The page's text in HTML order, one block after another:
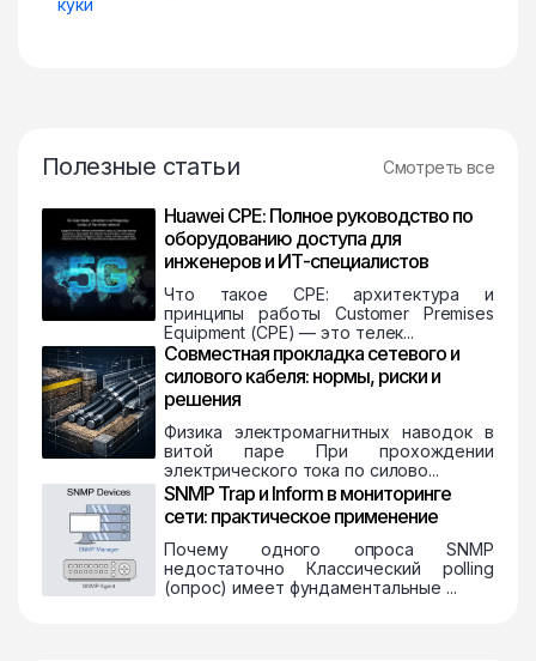
куки
Полезные статьи Смотреть все
Huawei CPE: Полное руководство по
оборудованию доступа для
инженеров и ИТ-специалистов
Что такое CPE: архитектура и
принципы работы Customer Premises
Equipment (CPE) — это телек...
Совместная прокладка сетевого и
силового кабеля: нормы, риски и
решения
Физика электромагнитных наводок в
витой паре При прохождении
электрического тока по силово...
SNMP Trap и Inform в мониторинге
сети: практическое применение
Почему одного опроса SNMP
недостаточно Классический polling
(опрос) имеет фундаментальные ...